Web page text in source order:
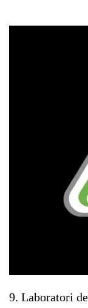
9. Laboratori